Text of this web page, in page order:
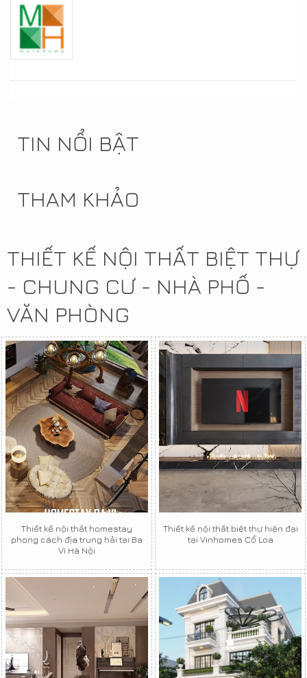
TIN NỔI BẬT
THAM KHẢO
THIẾT KẾ NỘI THẤT BIỆT THỰ
- CHUNG CƯ - NHÀ PHỐ -
VĂN PHÒNG
Thiết kế nội thất homestay
phong cách địa trung hải tại Ba
Vì Hà Nội
Thiết kế nội thất biệt thự hiện đại
tại Vinhomes Cổ Loa